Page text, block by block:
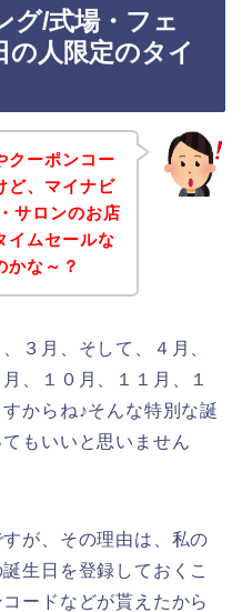
グ/式場・フェ
の人限定のタイ
クーポンコー
ど、マイナビ
サロンのお店
イムセールな
かな～？
３月、そして、４月、
、１０月、１１月、１
からね♪そんな特別な誕
もいいと思いません
が、その理由は、私の
生日を登録しておくこ
ードなどが貰えたから